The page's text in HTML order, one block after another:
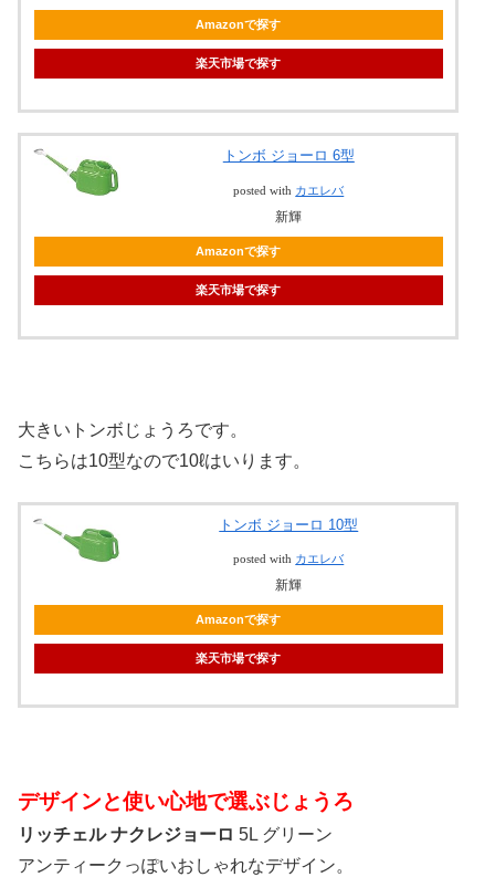
Amazonで探す
楽天市場で探す
トンボ ジョーロ 6型
posted with カエレバ
新輝
Amazonで探す
楽天市場で探す
大きいトンボじょうろです。
こちらは10型なので10ℓはいります。
トンボ ジョーロ 10型
posted with カエレバ
新輝
Amazonで探す
楽天市場で探す
デザインと使い心地で選ぶじょうろ
リッチェル ナクレジョーロ 5L グリーン
アンティークっぽいおしゃれなデザイン。